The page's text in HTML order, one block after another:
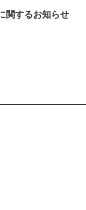
期間設定となり
てご注文いただ
願い申し上げます
客様の詳細は下
関するお知らせ